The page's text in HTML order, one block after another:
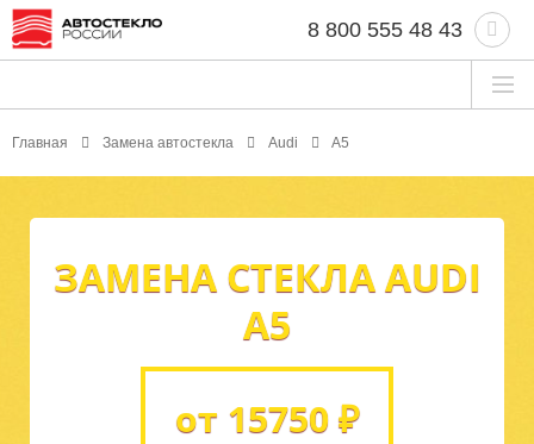
8 800 555 48 43
Главная Замена автостекла Audi A5
ЗАМЕНА СТЕКЛА AUDI
A5
от 15750 ₽